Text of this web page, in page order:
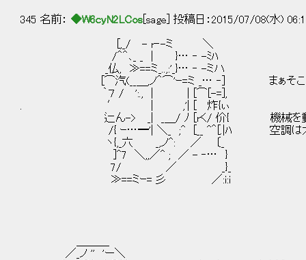
345 名前： ◆W6cyN2LCos [sage] 投稿日：2015/07/08(水)
[,_/ - r‐-ミ ＼
/＾＾､_ _ | }… ‐ -ﾐﾊ
_仏, ≫==ミ_..,:'_}… ‐ -ミハ
[⌒汽(__＿,ノ＾⌒'ｰ=ミ _… ‐] まぁそこは科学者
｀７ / ':., | | [⌒[-=],
. ′ | ,'| [ 炸{ぃ
辷ん-> _| _＿/ ﾉ [rく/ 价{ 機械を動かすと出
/{ ｰ…━'| ＼_ ;^ [__ ^＾[.|ﾊ 空調は大事
ヽ{,_六 _,ノ^: ／ 〔_
]^7 ＼,,／^ ; ／ - ‐… }
7/ ／ _}_
≫==ミｰ= 彡 ／:i:i
／_ノ '' 'ー＼